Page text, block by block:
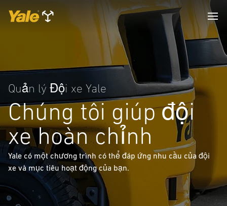
Quản lý Đội xe Yale
Chúng tôi giúp đội
xe hoàn chỉnh
Yale có một chương trình có thể đáp ứng nhu cầu của đội
xe và mục tiêu hoạt động của bạn.